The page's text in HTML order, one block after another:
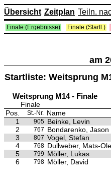
Übersicht Zeitplan Teiln.
Finale (Ergebnisse) Finale (Startl.)
am
Startliste: Weitsprung
Weitsprung M14 - Finale
Finale
Pos.
St.-Nr. Name
1
905 Beinke, Levin
2
767 Bondarenko, Jason
3
807 Vogel, Stefan
4
768 Dullweber, Mats-Ole
5
799 Möller, Lukas
6
798 Möller, David